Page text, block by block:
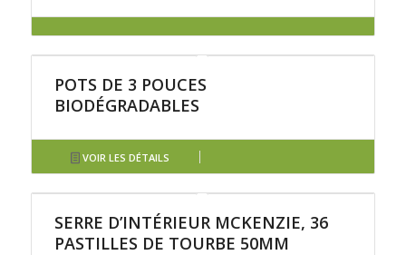
POTS DE 3 POUCES
BIODÉGRADABLES
VOIR LES DÉTAILS
SERRE D’INTÉRIEUR MCKENZIE, 36
PASTILLES DE TOURBE 50MM